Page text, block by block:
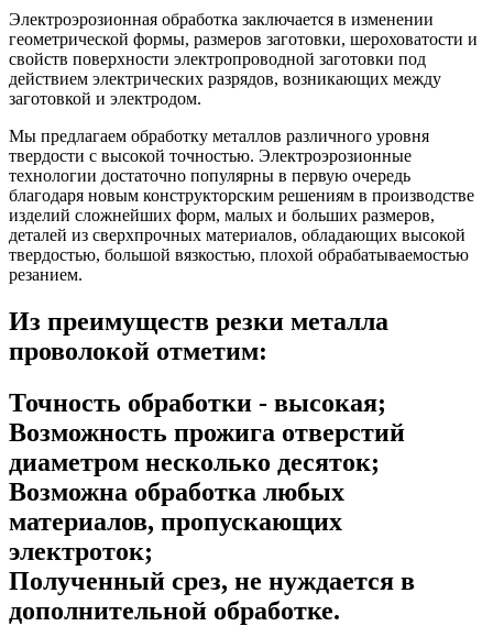
Электроэрозионная обработка заключается в изменении
геометрической формы, размеров заготовки, шероховатости и
свойств поверхности электропроводной заготовки под
действием электрических разрядов, возникающих между
заготовкой и электродом.
Мы предлагаем обработку металлов различного уровня
твердости с высокой точностью. Электроэрозионные
технологии достаточно популярны в первую очередь
благодаря новым конструкторским решениям в производстве
изделий сложнейших форм, малых и больших размеров,
деталей из сверхпрочных материалов, обладающих высокой
твердостью, большой вязкостью, плохой обрабатываемостью
резанием.
Из преимуществ резки металла
проволокой отметим:
Точность обработки - высокая;
Возможность прожига отверстий
диаметром несколько десяток;
Возможна обработка любых
материалов, пропускающих
электроток;
Полученный срез, не нуждается в
дополнительной обработке.